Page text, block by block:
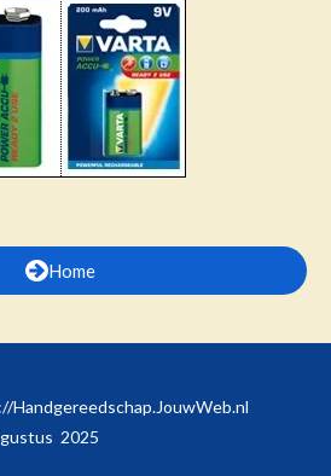
Home
Handgereedschap.JouwWeb.nl
2025